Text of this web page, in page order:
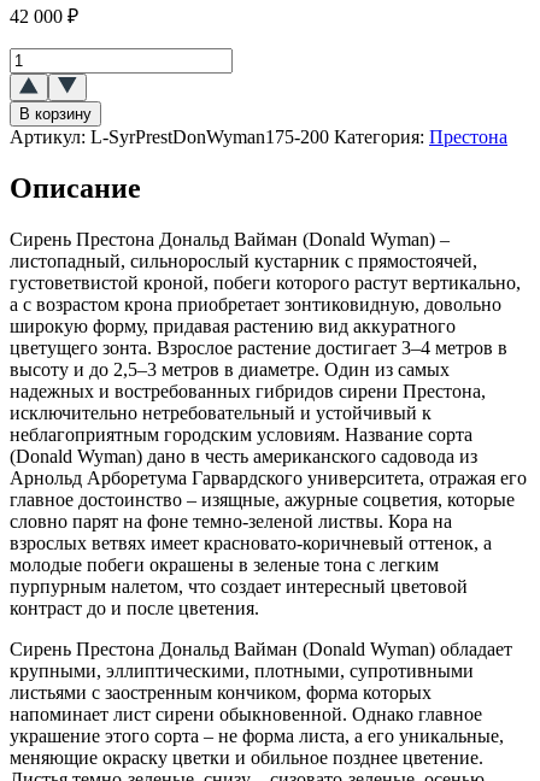
42 000 ₽
Количество
товара
Сирень
Престона
Дональд
(Donald
В корзину
Артикул: L-SyrPrestDonWyman175-200 Категория: Престона
Описание
Сирень Престона Дональд Вайман (Donald Wyman) –
листопадный, сильнорослый кустарник с прямостоячей,
густоветвистой кроной, побеги которого растут вертикально,
а с возрастом крона приобретает зонтиковидную, довольно
широкую форму, придавая растению вид аккуратного
цветущего зонта. Взрослое растение достигает 3–4 метров в
высоту и до 2,5–3 метров в диаметре. Один из самых
надежных и востребованных гибридов сирени Престона,
исключительно нетребовательный и устойчивый к
неблагоприятным городским условиям. Название сорта
(Donald Wyman) дано в честь американского садовода из
Арнольд Арборетума Гарвардского университета, отражая его
главное достоинство – изящные, ажурные соцветия, которые
словно парят на фоне темно-зеленой листвы. Кора на
взрослых ветвях имеет красновато-коричневый оттенок, а
молодые побеги окрашены в зеленые тона с легким
пурпурным налетом, что создает интересный цветовой
контраст до и после цветения.
Сирень Престона Дональд Вайман (Donald Wyman) обладает
крупными, эллиптическими, плотными, супротивными
листьями с заостренным кончиком, форма которых
напоминает лист сирени обыкновенной. Однако главное
украшение этого сорта – не форма листа, а его уникальные,
меняющие окраску цветки и обильное позднее цветение.